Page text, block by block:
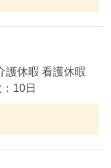
護休暇 看護休暇
10日